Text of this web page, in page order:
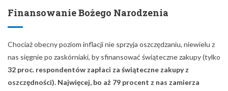
Finansowanie Bożego Narodzenia
Chociaż obecny poziom inflacji nie sprzyja oszczędzaniu, niewielu z
nas sięgnie po zaskórniaki, by sfinansować świąteczne zakupy (tylko
32 proc. respondentów zapłaci za świąteczne zakupy z
oszczędności). Najwięcej, bo aż 79 procent z nas zamierza